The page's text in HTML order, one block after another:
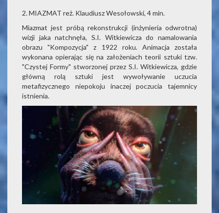
2. MIAZMAT reż. Klaudiusz Wesołowski, 4 min.
Miazmat jest próbą rekonstrukcji (inżynieria odwrotna)
wizji jaka natchnęła, S.I. Witkiewicza do namalowania
obrazu "Kompozycja" z 1922 roku. Animacja została
wykonana opierając się na założeniach teorii sztuki tzw.
"Czystej Formy" stworzonej przez S.I. Witkiewicza, gdzie
główną rolą sztuki jest wywoływanie uczucia
metafizycznego niepokoju inaczej poczucia tajemnicy
istnienia.